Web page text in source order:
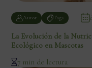
Autor Tags
La Evolución de la
Ecológico en Mascotas
7 min de lectura